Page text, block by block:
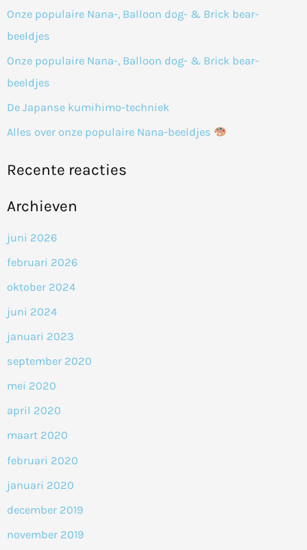
n
a
Onze populaire Nana-, Balloon dog- & Brick bear-
beeldjes
Onze populaire Nana-, Balloon dog- & Brick bear-
beeldjes
De Japanse kumihimo-techniek
Alles over onze populaire Nana-beeldjes
Recente reacties
Archieven
juni 2026
februari 2026
oktober 2024
juni 2024
januari 2023
september 2020
mei 2020
april 2020
maart 2020
februari 2020
januari 2020
december 2019
november 2019